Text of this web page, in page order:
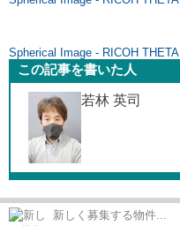
Spherical Image - RICOH THETA
この記事を書いた人
若林 英司
新しく募集する物件...